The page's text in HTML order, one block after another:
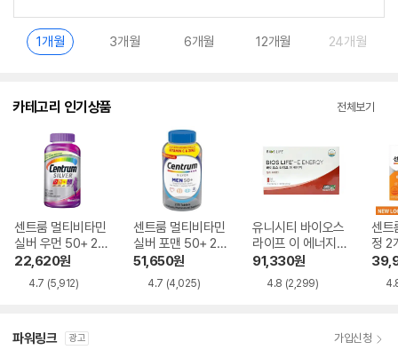
1개월 3개월 6개월 12개월 24개월
카테고리 인기상품 전체보기
센트룸 멀티비타민
실버 우먼 50+ 27
5정
22,620원
4.7 (5,912)
센트룸 멀티비타민
실버 포맨 50+ 27
5정
51,650원
4.7 (4,025)
유니시티 바이오스
라이프 이 에너지
멀티비타민 9g 30
91,330원
4.8 (2,299)
센트
정 2
파워링크 광고 가입신청